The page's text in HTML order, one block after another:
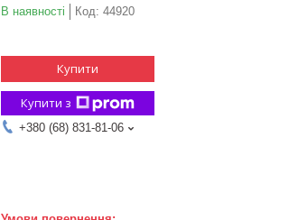
В наявності Код: 44920
Купити
Купити з
+380 (68) 831-81-06